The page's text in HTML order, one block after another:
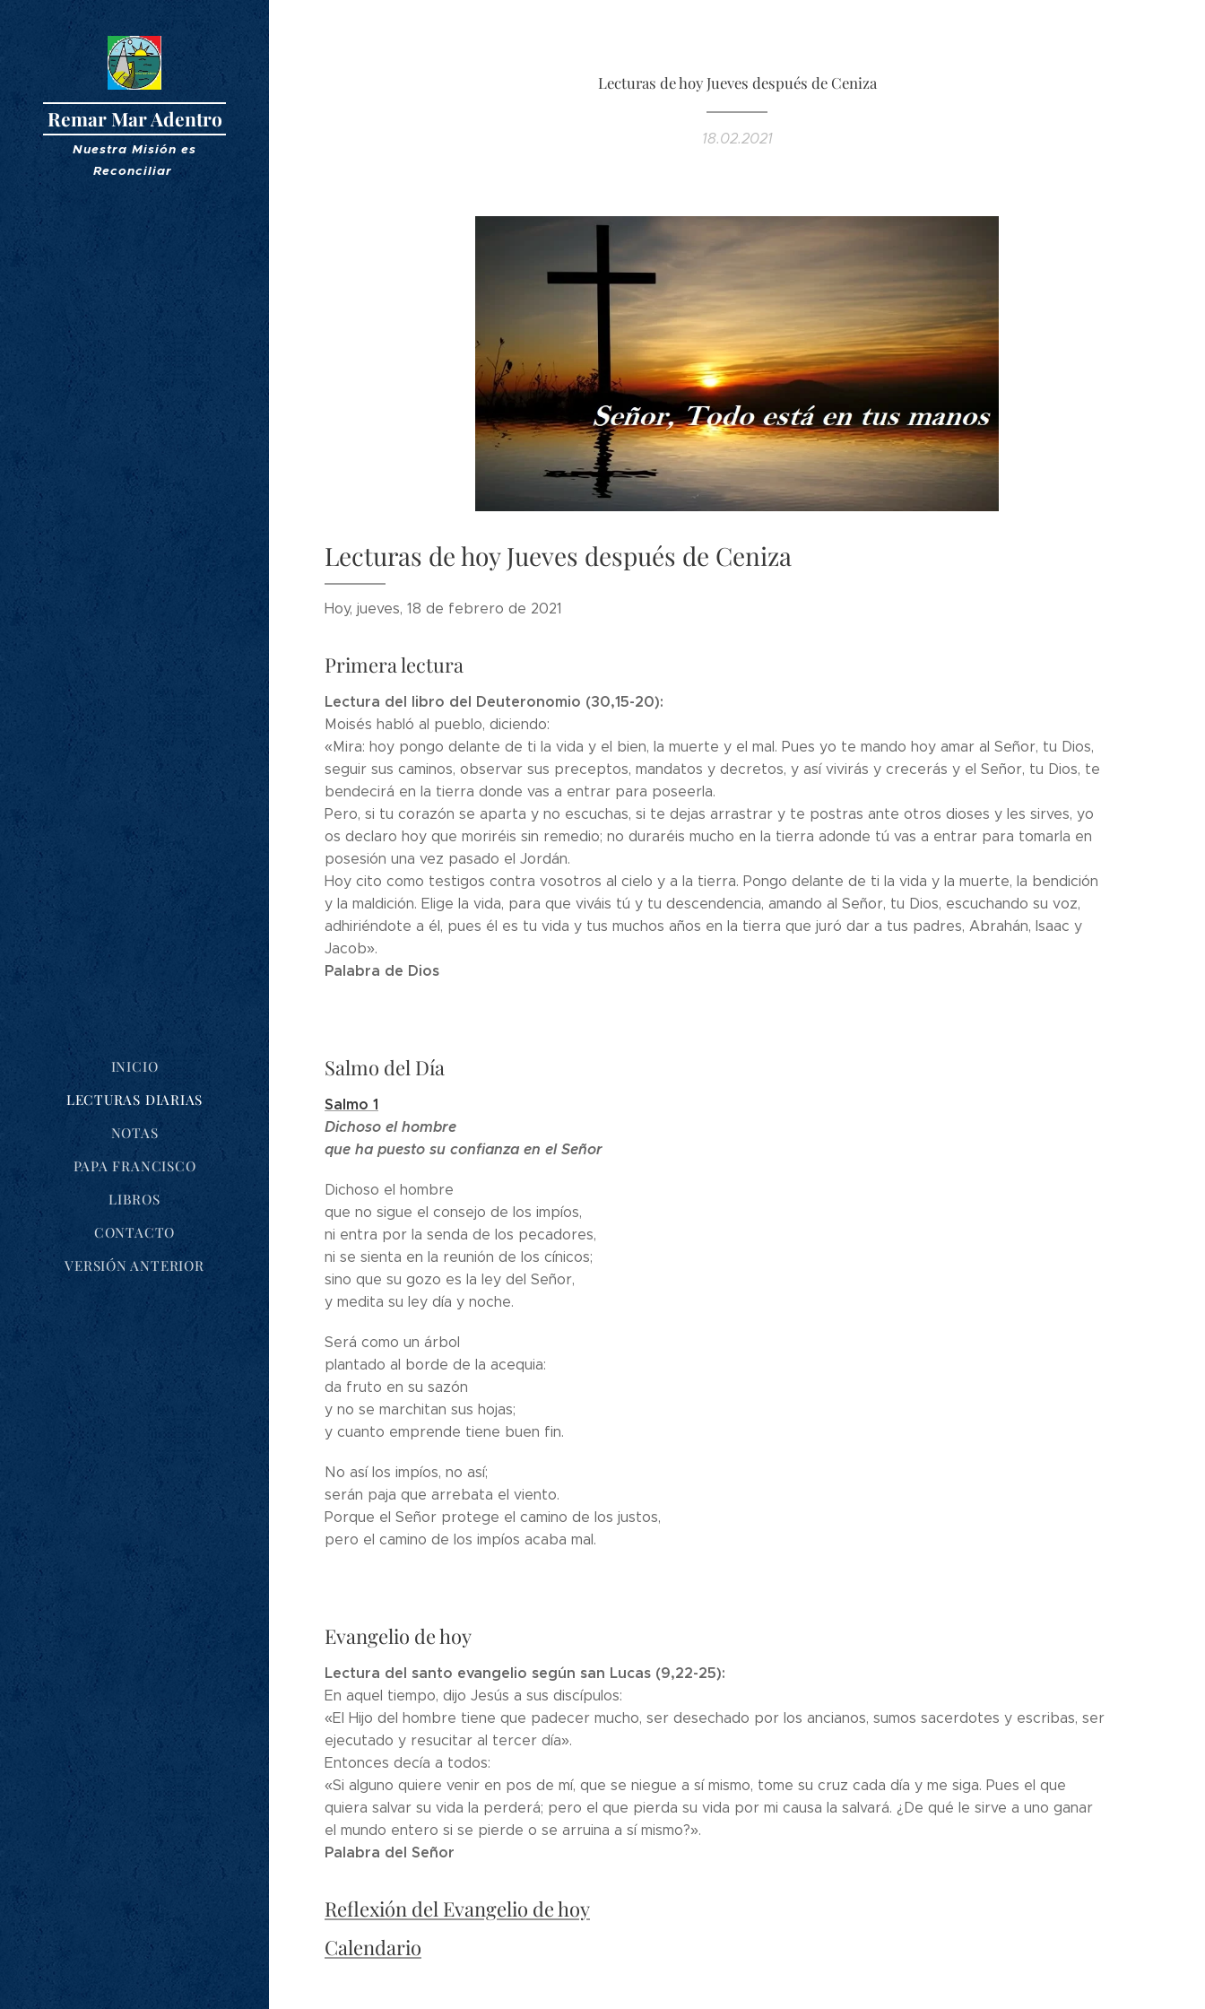
Remar Mar Adentro
Nuestra Misión es
Reconciliar
INICIO
LECTURAS DIARIAS
NOTAS
PAPA FRANCISCO
LIBROS
CONTACTO
VERSIÓN ANTERIOR
Lecturas de hoy Jueves después de Ceniza
18.02.2021
Lecturas de hoy Jueves después de Ceniza
Hoy, jueves, 18 de febrero de 2021
Primera lectura
Lectura del libro del Deuteronomio (30,15-20):
Moisés habló al pueblo, diciendo:
«Mira: hoy pongo delante de ti la vida y el bien, la muerte y el mal. Pues yo te mando hoy amar al Señor, tu Dios,
seguir sus caminos, observar sus preceptos, mandatos y decretos, y así vivirás y crecerás y el Señor, tu Dios, te
bendecirá en la tierra donde vas a entrar para poseerla.
Pero, si tu corazón se aparta y no escuchas, si te dejas arrastrar y te postras ante otros dioses y les sirves, yo
os declaro hoy que moriréis sin remedio; no duraréis mucho en la tierra adonde tú vas a entrar para tomarla en
posesión una vez pasado el Jordán.
Hoy cito como testigos contra vosotros al cielo y a la tierra. Pongo delante de ti la vida y la muerte, la bendición
y la maldición. Elige la vida, para que viváis tú y tu descendencia, amando al Señor, tu Dios, escuchando su voz,
adhiriéndote a él, pues él es tu vida y tus muchos años en la tierra que juró dar a tus padres, Abrahán, Isaac y
Jacob».
Palabra de Dios
Salmo del Día
Salmo 1
Dichoso el hombre
que ha puesto su confianza en el Señor
Dichoso el hombre
que no sigue el consejo de los impíos,
ni entra por la senda de los pecadores,
ni se sienta en la reunión de los cínicos;
sino que su gozo es la ley del Señor,
y medita su ley día y noche.
Será como un árbol
plantado al borde de la acequia:
da fruto en su sazón
y no se marchitan sus hojas;
y cuanto emprende tiene buen fin.
No así los impíos, no así;
serán paja que arrebata el viento.
Porque el Señor protege el camino de los justos,
pero el camino de los impíos acaba mal.
Evangelio de hoy
Lectura del santo evangelio según san Lucas (9,22-25):
En aquel tiempo, dijo Jesús a sus discípulos:
«El Hijo del hombre tiene que padecer mucho, ser desechado por los ancianos, sumos sacerdotes y escribas, ser
ejecutado y resucitar al tercer día».
Entonces decía a todos:
«Si alguno quiere venir en pos de mí, que se niegue a sí mismo, tome su cruz cada día y me siga. Pues el que
quiera salvar su vida la perderá; pero el que pierda su vida por mi causa la salvará. ¿De qué le sirve a uno ganar
el mundo entero si se pierde o se arruina a sí mismo?».
Palabra del Señor
Reflexión del Evangelio de hoy
Calendario